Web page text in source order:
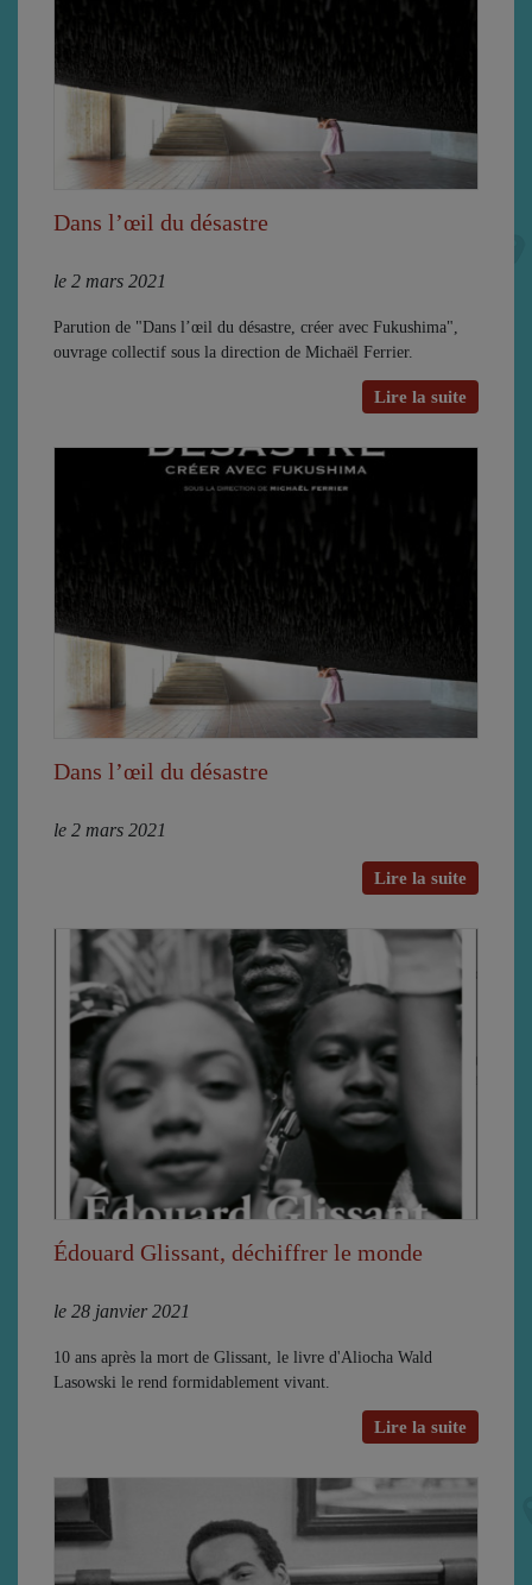
Dans l’œil du désastre
le 2 mars 2021
Parution de "Dans l’œil du désastre, créer avec Fukushima",
ouvrage collectif sous la direction de Michaël Ferrier.
Lire la suite
Dans l’œil du désastre
le 2 mars 2021
Lire la suite
Édouard Glissant, déchiffrer le monde
le 28 janvier 2021
10 ans après la mort de Glissant, le livre d'Aliocha Wald
Lasowski le rend formidablement vivant.
Lire la suite